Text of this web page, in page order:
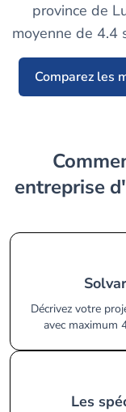
province de
moyenne de 4.4
Comparez les
Comment trouver le meilleur
entreprise
Décrivez votre
avec maximum
Les